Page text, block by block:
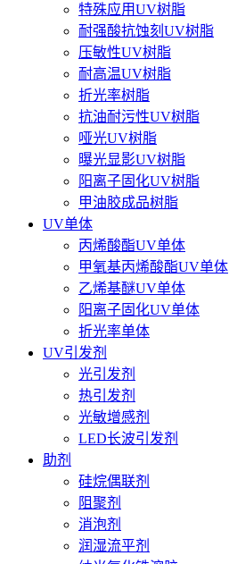
特殊应用UV树脂
耐强酸抗蚀刻UV树脂
压敏性UV树脂
耐高温UV树脂
折光率树脂
抗油耐污性UV树脂
哑光UV树脂
曝光显影UV树脂
阳离子固化UV树脂
甲油胶成品树脂
UV单体
丙烯酸酯UV单体
甲氧基丙烯酸酯UV单体
乙烯基醚UV单体
阳离子固化UV单体
折光率单体
UV引发剂
光引发剂
热引发剂
光敏增感剂
LED长波引发剂
助剂
硅烷偶联剂
阻聚剂
消泡剂
润湿流平剂